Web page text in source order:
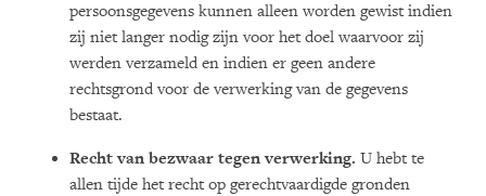
persoonsgegevens kunnen alleen worden gewist indien
zij niet langer nodig zijn voor het doel waarvoor zij
werden verzameld en indien er geen andere
rechtsgrond voor de verwerking van de gegevens
bestaat.
Recht van bezwaar tegen verwerking. U hebt te
allen tijde het recht op gerechtvaardigde gronden